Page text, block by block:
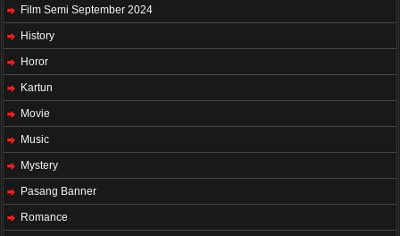
Film Semi September 2024
History
Horor
Kartun
Movie
Music
Mystery
Pasang Banner
Romance